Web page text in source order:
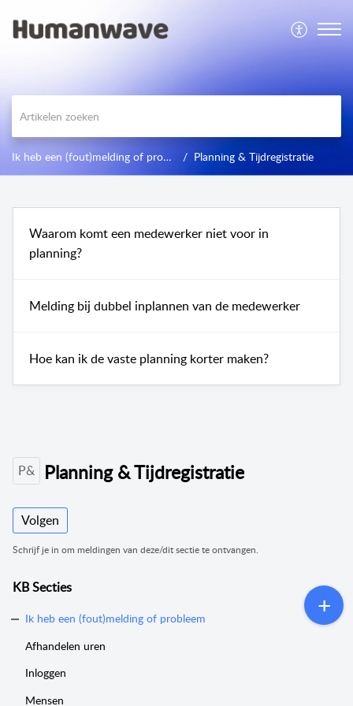
Ik heb een (fout)melding of probleem Planning & Tijdregistratie
Waarom komt een medewerker niet voor in
planning?
Melding bij dubbel inplannen van de medewerker
Hoe kan ik de vaste planning korter maken?
P& Planning & Tijdregistratie
Volgen
Schrijf je in om meldingen van deze/dit sectie te ontvangen.
KB Secties
Ik heb een (fout)melding of probleem
Afhandelen uren
Inloggen
Mensen